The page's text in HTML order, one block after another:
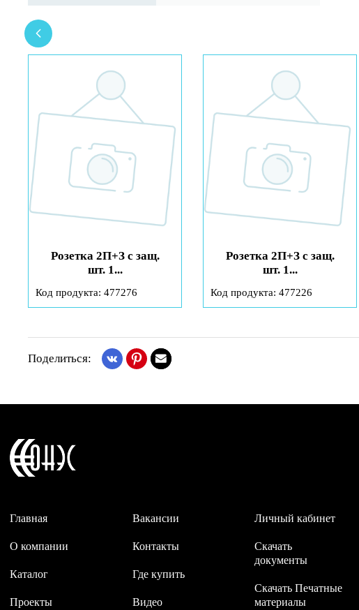
Розетка 2П+З с защ.
шт. 1...
Код продукта: 477276
Розетка 2П+З с защ.
шт. 1...
Код продукта: 477226
Поделиться:
Главная
О компании
Каталог
Проекты
Вакансии
Контакты
Где купить
Видео
Личный кабинет
Скачать
документы
Скачать Печатные
материалы